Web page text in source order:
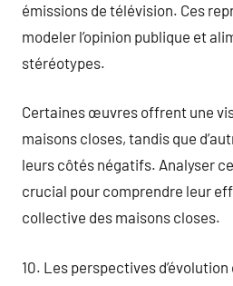
émissions de télévision. Ces
modeler l’opinion publique et
stéréotypes.
Certaines œuvres offrent une
maisons closes, tandis que
leurs côtés négatifs. Analyser
crucial pour comprendre leur
collective des maisons closes.
10. Les perspectives